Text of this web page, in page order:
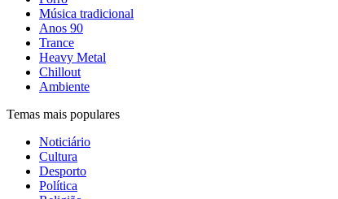
Música tradicional
Anos 90
Trance
Heavy Metal
Chillout
Ambiente
Temas mais populares
Noticiário
Cultura
Desporto
Política